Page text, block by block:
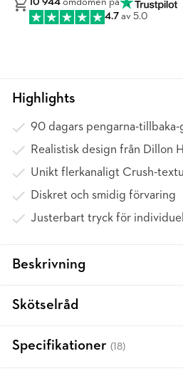
10 944 omdömen på
4.7 av 5.0
Highlights
90 dagars pengarna-tillbaka-
Realistisk design från Dillon
Unikt flerkanaligt Crush-
Diskret och smidig förvaring
Justerbart tryck för
Beskrivning
Skötselråd
Specifikationer (18)